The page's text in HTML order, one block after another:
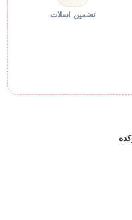
تضمین اسلات